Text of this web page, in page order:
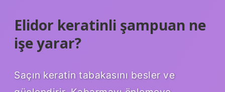
Elidor keratinli şampuan ne
işe yarar?
Saçın keratin tabakasını besler ve